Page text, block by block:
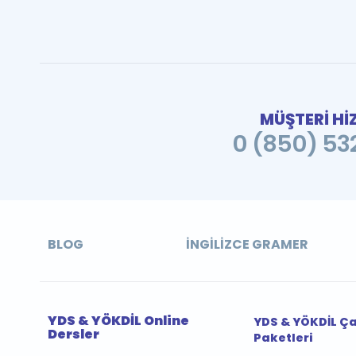
MÜŞTERİ
0 (850)
BLOG İNGILIZCE GRAMER
YDS & YÖKDİL Online
Dersler
YDS & YÖKDİL
Paketleri